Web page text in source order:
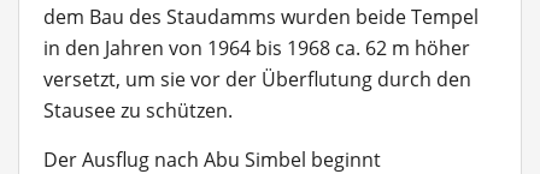
dem Bau des Staudamms wurden beide Tempel
in den Jahren von 1964 bis 1968 ca. 62 m höher
versetzt, um sie vor der Überflutung durch den
Stausee zu schützen.
Der Ausflug nach Abu Simbel beginnt